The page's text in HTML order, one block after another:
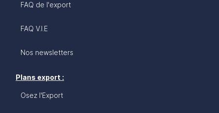
FAQ de l'export
FAQ V.I.E
Nos newsletters
Plans export :
Osez l'Export